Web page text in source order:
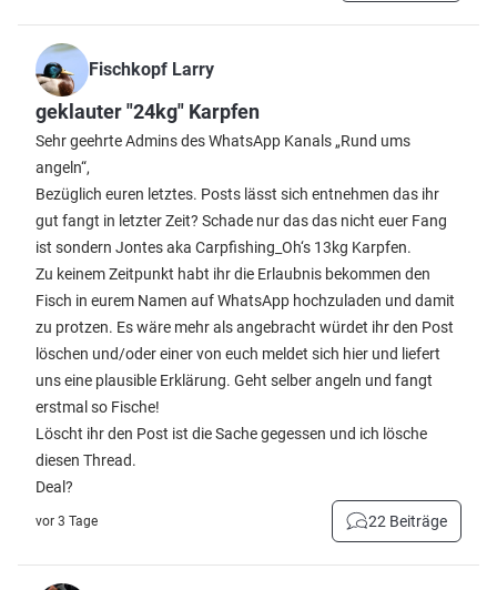
Fischkopf Larry
geklauter "24kg" Karpfen
Sehr geehrte Admins des WhatsApp Kanals „Rund ums
angeln“,
Bezüglich euren letztes. Posts lässt sich entnehmen das ihr
gut fangt in letzter Zeit? Schade nur das das nicht euer Fang
ist sondern Jontes aka Carpfishing_Oh‘s 13kg Karpfen.
Zu keinem Zeitpunkt habt ihr die Erlaubnis bekommen den
Fisch in eurem Namen auf WhatsApp hochzuladen und damit
zu protzen. Es wäre mehr als angebracht würdet ihr den Post
löschen und/oder einer von euch meldet sich hier und liefert
uns eine plausible Erklärung. Geht selber angeln und fangt
erstmal so Fische!
Löscht ihr den Post ist die Sache gegessen und ich lösche
diesen Thread.
Deal?
vor 3 Tage 22 Beiträge